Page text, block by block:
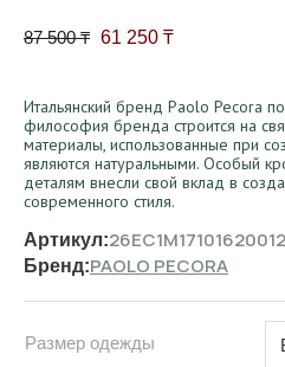
87 500₸ Первоначальная цена
61 250 ₸Текущая
Итальянский бренд Paolo Pecora
философия бренда строится на
материалы, использованные при
являются натуральными. Особый
деталям внесли свой вклад в
современного стиля.
Артикул:
Бренд:PAOLO PECORA
Размер одежды